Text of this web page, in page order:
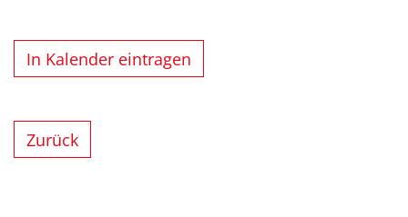
In Kalender eintragen
Zurück